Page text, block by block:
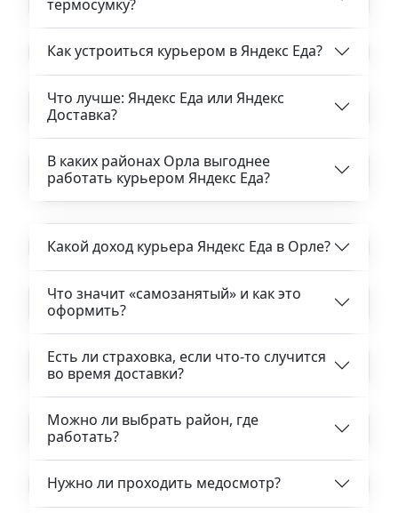
термосумку?
Как устроиться курьером в Яндекс Еда?
Что лучше: Яндекс Еда или Яндекс
Доставка?
В каких районах Орла выгоднее
работать курьером Яндекс Еда?
Какой доход курьера Яндекс Еда в Орле?
Что значит «самозанятый» и как это
оформить?
Есть ли страховка, если что-то случится
во время доставки?
Можно ли выбрать район, где
работать?
Нужно ли проходить медосмотр?